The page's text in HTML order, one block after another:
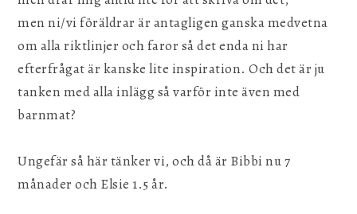
men ni/vi föräldrar är antagligen ganska medvetna
om alla riktlinjer och faror så det enda ni har
efterfrågat är kanske lite inspiration. Och det är ju
tanken med alla inlägg så varför inte även med
barnmat?
Ungefär så här tänker vi, och då är Bibbi nu 7
månader och Elsie 1.5 år.